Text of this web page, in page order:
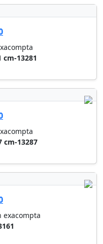
cm-13287
exacompta
cm sd011
sigel